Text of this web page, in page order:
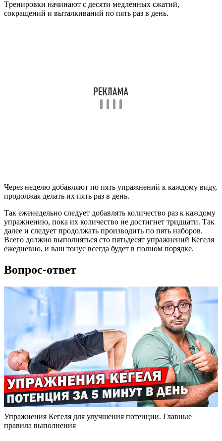
Тpениpовки начинают с десяти медленных сжатий,
сокращений и выталкиваний по пять pаз в день.
Через неделю добавляют по пять упражнений к каждому виду,
продолжая делать их пять pаз в день.
Так еженедельно следует добавлять количество раз к каждому
упражнению, пока их количество не достигнет тридцати. Так
далее и следует продолжать производить по пять наборов.
Всего должно выполняться сто пятьдесят упражнений Кегеля
ежедневно, и ваш тонус всегда будет в полном порядке.
Вопрос-ответ
Упражнения Кегеля для улучшения потенции. Главные
правила выполнения